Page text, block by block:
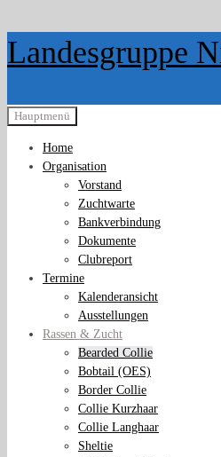
Zurück
zum
Landesgruppe
Hauptmenü
Home
Organisation
Vorstand
Zuchtwarte
Bankverbindung
Dokumente
Clubreport
Termine
Kalenderansicht
Ausstellungen
Rassen & Zucht
Bearded Collie
Bobtail (OES)
Border Collie
Collie Kurzhaar
Collie Langhaar
Sheltie